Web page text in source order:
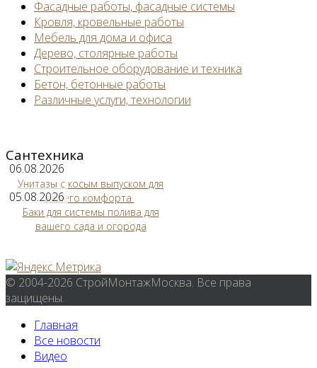
Фасадные работы, фасадные системы
Кровля, кровельные работы
Мебель для дома и офиса
Дерево, столярные работы
Строительное оборудование и техника
Бетон, бетонные работы
Различные услуги, технологии
Сантехника
06.08.2026
Унитазы с косым выпуском для
вашего комфорта
05.08.2026
Баки для системы полива для
вашего сада и огорода
© 2004-2026 СтройМонтажМосква. Все права
защищены.
Главная
Все новости
Видео